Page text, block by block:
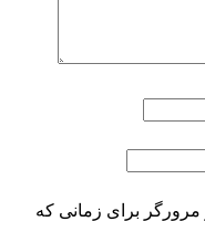
مرورگر برای زمانی که